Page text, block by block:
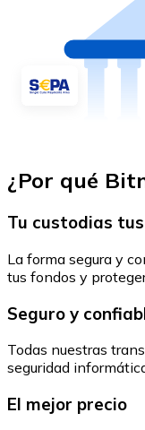
¿Por qué
Tu custodias
La forma segura y
tus fondos y
Seguro y
Todas nuestras
seguridad
El mejor precio